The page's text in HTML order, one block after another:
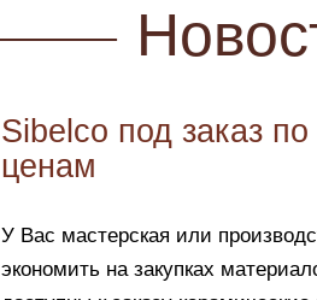
Sibelco под заказ
ценам
У Вас мастерская или
экономить на закупках